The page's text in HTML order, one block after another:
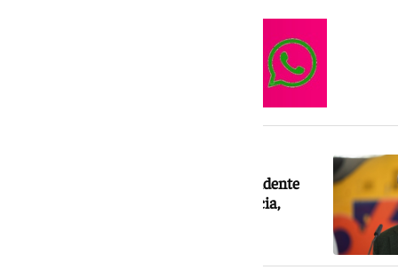
Antonio Sanz se erige como vicepresidente
primero y sigue al frente de Presidencia,